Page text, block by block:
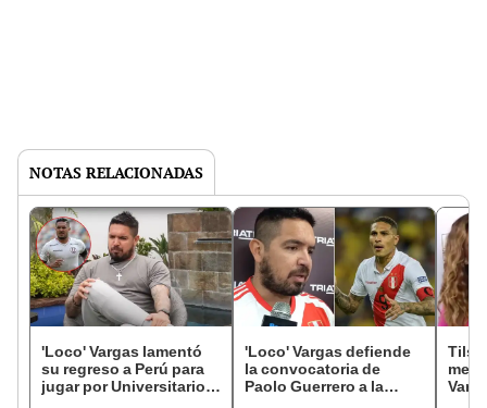
NOTAS RELACIONADAS
'Loco' Vargas lamentó
su regreso a Perú para
jugar por Universitario:
'Loco' Vargas defiende
la convocatoria de
Paolo Guerrero a la
Tilsa